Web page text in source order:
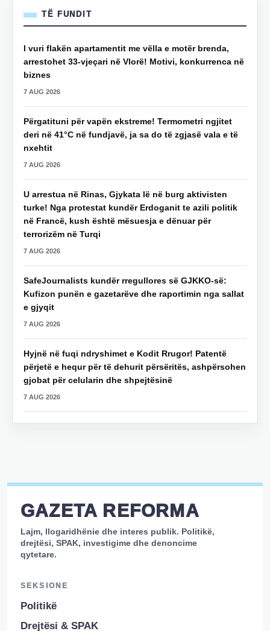
TË FUNDIT
I vuri flakën apartamentit me vëlla e motër brenda,
arrestohet 33-vjeçari në Vlorë! Motivi, konkurrenca në
biznes
7 AUG 2026
Përgatituni për vapën ekstreme! Termometri ngjitet
deri në 41°C në fundjavë, ja sa do të zgjasë vala e të
nxehtit
7 AUG 2026
U arrestua në Rinas, Gjykata lë në burg aktivisten
turke! Nga protestat kundër Erdoganit te azili politik
në Francë, kush është mësuesja e dënuar për
terrorizëm në Turqi
7 AUG 2026
SafeJournalists kundër rregullores së GJKKO-së:
Kufizon punën e gazetarëve dhe raportimin nga sallat
e gjyqit
7 AUG 2026
Hyjnë në fuqi ndryshimet e Kodit Rrugor! Patentë
përjetë e hequr për të dehurit përsëritës, ashpërsohen
gjobat për celularin dhe shpejtësinë
7 AUG 2026
GAZETA REFORMA
Lajm, llogaridhënie dhe interes publik. Politikë,
drejtësi, SPAK, investigime dhe denoncime
qytetare.
SEKSIONE
Politikë
Drejtësi & SPAK